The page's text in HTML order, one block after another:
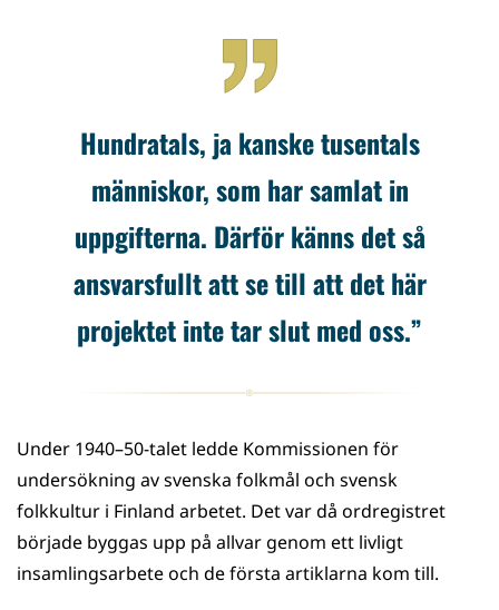
Hundratals, ja kanske tusentals
människor, som har samlat in
uppgifterna. Därför känns det så
ansvarsfullt att se till att det här
projektet inte tar slut med oss.”
Under 1940–50-talet ledde Kommissionen för
undersökning av svenska folkmål och svensk
folkkultur i Finland arbetet. Det var då ordregistret
började byggas upp på allvar genom ett livligt
insamlingsarbete och de första artiklarna kom till.